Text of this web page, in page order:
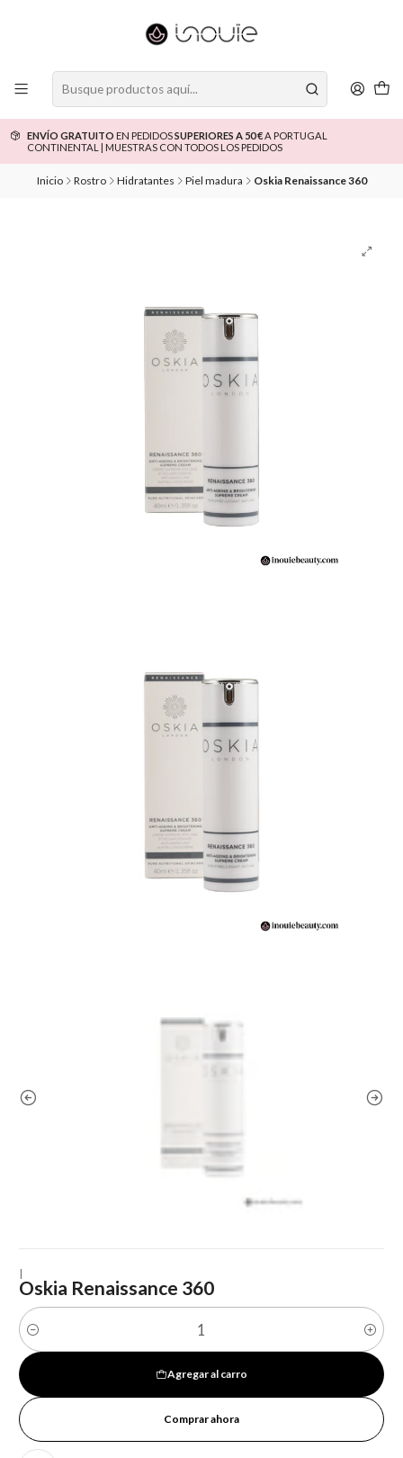
ENVÍO GRATUITO EN PEDIDOSSUPERIORES A 50 €A PORTUGAL
CONTINENTAL | MUESTRAS CON TODOS LOS PEDIDOS
Inicio Rostro Hidratantes Piel madura Oskia Renaissance 360
|
Oskia Renaissance 360
Cantidad
Agregar al carro
Comprar ahora